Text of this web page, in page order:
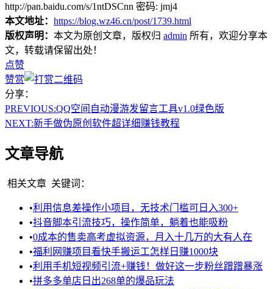
http://pan.baidu.com/s/1ntDSCnn 密码: jmj4
本文地址： https://blog.wz46.cn/post/1739.html
版权声明： 本文为原创文章，版权归 admin 所有，欢迎分享本
文，转载请保留出处！
点赞
赞赏
分享：
PREVIOUS:QQ空间自动漫游发留言工具v1.0绿色版
NEXT:新手做伪原创软件超详细赚钱教程
文章导航
相关文章 关键词：
•利用信息差操作小项目，无技术门槛可日入300+
•抖音脚本引流技巧，操作简单，躺着也能吸粉
•0成本的售卖高考虚拟资源，月入十几万的大有人在
•福利网赚项目看快手搬运工怎样日赚1000块
•利用手机短视频引流+赚钱！做好这一步粉丝蹭蹭暴涨
•拼多多单店日出268单的爆品玩法